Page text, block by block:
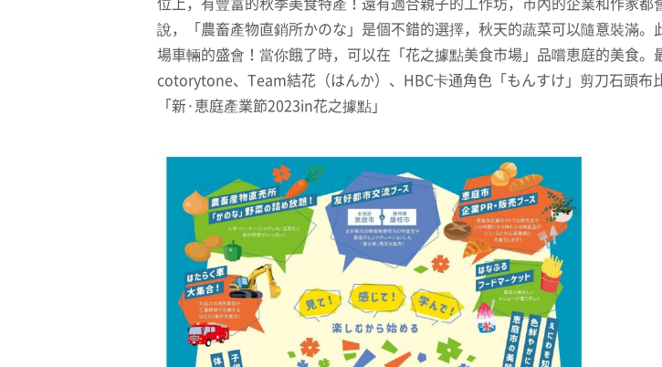
說，「農畜產物直銷所かのな」是個不錯的選擇，秋天的蔬菜可以隨意裝滿
場車輛的盛會！當你餓了時，可以在「花之據點美食市場」品嚐恵庭的美食。
cotorytone、Team結花（はんか）、HBC卡通角色「もんすけ」剪刀石頭
「新·恵庭產業節2023in花之據點」